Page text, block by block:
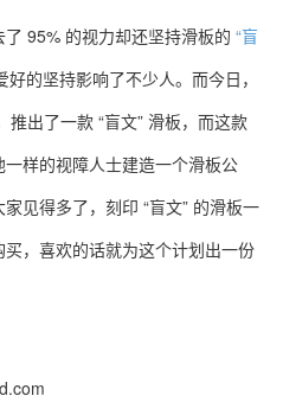
95% 的视力却还坚持滑板的 “盲
的坚持影响了不少人。而今日，
出了一款 “盲文” 滑板，而这款
样的视障人士建造一个滑板公
见得多了，刻印 “盲文” 的滑板一
，喜欢的话就为这个计划出一份